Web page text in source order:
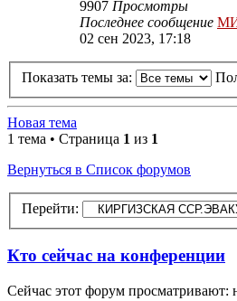
9907 Просмотры
Последнее сообщение
02 сен 2023, 17:18
Показать темы за:
Новая тема
1 тема • Страница 1 из 1
Вернуться в Список форумов
Перейти:
Кто сейчас на конференции
Сейчас этот форум просматривают: